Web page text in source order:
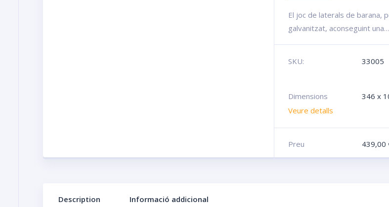
El joc de laterals de barana,
galvanitzat, aconseguint
SKU: 33005
Dimensions
346 x
Veure detalls
Preu 439,00
Description Informació addicional